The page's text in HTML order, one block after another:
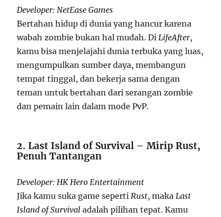
Developer: NetEase Games
Bertahan hidup di dunia yang hancur karena
wabah zombie bukan hal mudah. DiLifeAfter,
kamu bisa menjelajahi dunia terbuka yang luas,
mengumpulkan sumber daya, membangun
tempat tinggal, dan bekerja sama dengan
teman untuk bertahan dari serangan zombie
dan pemain lain dalam mode PvP.
2. Last Island of Survival – Mirip Rust,
Penuh Tantangan
Developer: HK Hero Entertainment
Jika kamu suka game sepertiRust, makaLast
Island of Survival adalah pilihan tepat. Kamu